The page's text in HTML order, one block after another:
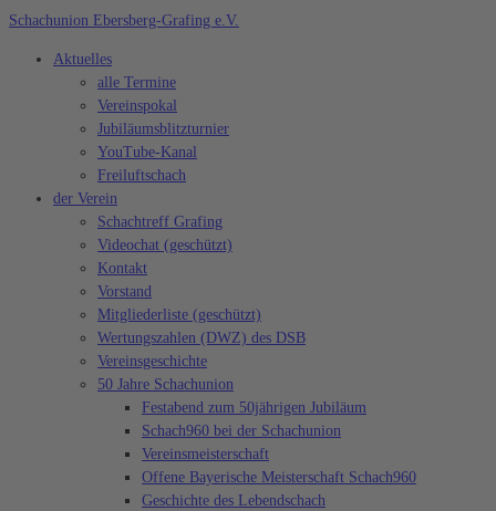
Zum
springen
Schachunion Ebersberg-Grafing e.V.
Aktuelles
alle Termine
Vereinspokal
Jubiläumsblitzturnier
YouTube-Kanal
Freiluftschach
der Verein
Schachtreff Grafing
Videochat (geschützt)
Kontakt
Vorstand
Mitgliederliste (geschützt)
Wertungszahlen (DWZ) des DSB
Vereinsgeschichte
50 Jahre Schachunion
Festabend zum 50jährigen Jubiläum
Schach960 bei der Schachunion
Vereinsmeisterschaft
Offene Bayerische Meisterschaft Schach960
Geschichte des Lebendschach